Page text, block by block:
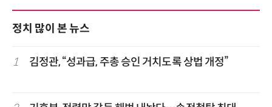
정치 많이 본 뉴스
1 김정관, “성과급, 주총 승인 거치도록 상법 개정”